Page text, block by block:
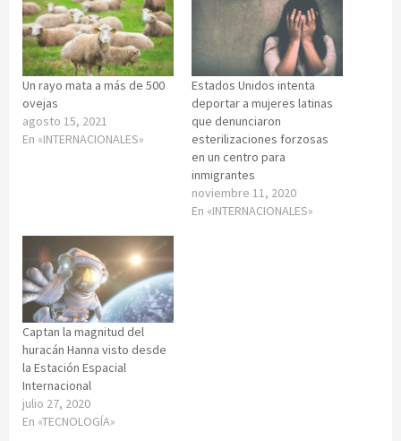
Un rayo mata a más de 500
ovejas
agosto 15, 2021
En «INTERNACIONALES»
Estados Unidos intenta
deportar a mujeres latinas
que denunciaron
esterilizaciones forzosas
en un centro para
inmigrantes
noviembre 11, 2020
En «INTERNACIONALES»
Captan la magnitud del
huracán Hanna visto desde
la Estación Espacial
Internacional
julio 27, 2020
En «TECNOLOGÍA»